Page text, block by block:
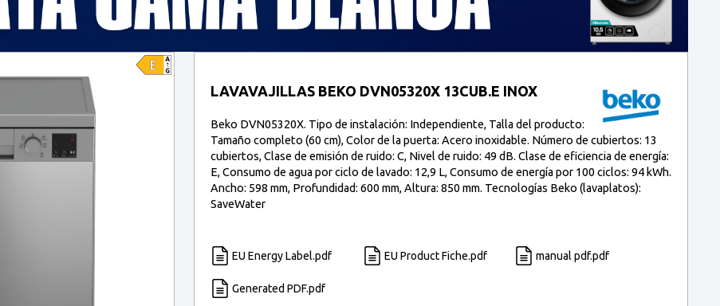
LAVAVAJILLAS BEKO DVN05320X 13CUB.E INOX
Beko DVN05320X. Tipo de instalación: Independiente, Talla del producto:
Tamaño completo (60 cm), Color de la puerta: Acero inoxidable. Número de cubiertos: 13
cubiertos, Clase de emisión de ruido: C, Nivel de ruido: 49 dB. Clase de eficiencia de energía:
E, Consumo de agua por ciclo de lavado: 12,9 L, Consumo de energía por 100 ciclos: 94 kWh.
Ancho: 598 mm, Profundidad: 600 mm, Altura: 850 mm. Tecnologías Beko (lavaplatos):
SaveWater
EU Energy Label.pdf EU Product Fiche.pdf manual pdf.pdf
Generated PDF.pdf